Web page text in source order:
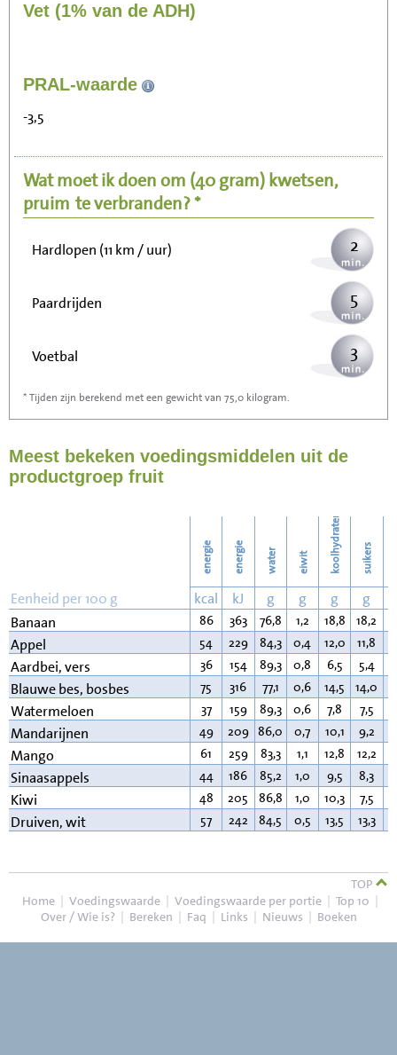
Vet (1% van de ADH)
PRAL-waarde
-3,5
Wat moet ik doen om (40 gram)kwetsen,
pruim te verbranden? *
Zitten, tv kijken
Wandelen (5 km/uur)
Hardlopen (11 km / uur) 2
Paardrijden 5
Voetbal 3
Stofzuigen
Strijken
10
* Tijden zijn berekend met een gewicht van 75,0 kilogram.
Meest bekeken voedingsmiddelen uit de
productgroep fruit
energie energie water eiwit koolhydraten suikers
Eenheid per 100 g kcal kJ g g g g
Banaan
86 363 76,8 1,2 18,8 18,2
Appel 54 229 84,3 0,4 12,0 11,8
Aardbei, vers 36 154 89,3 0,8 6,5 5,4
Blauwe bes, bosbes 75 316 77,1 0,6 14,5 14,0
Watermeloen 37 159 89,3 0,6 7,8 7,5
Mandarijnen 49 209 86,0 0,7 10,1 9,2
Mango 61 259 83,3 1,1 12,8 12,2
Sinaasappels 44 186 85,2 1,0 9,5 8,3
Kiwi 48 205 86,8 1,0 10,3 7,5
Druiven, wit 57 242 84,5 0,5 13,5 13,3
TOP
Home | Voedingswaarde | Voedingswaarde per portie | Top 10 |
Over / Wie is? | Bereken | Faq | Links | Nieuws | Boeken